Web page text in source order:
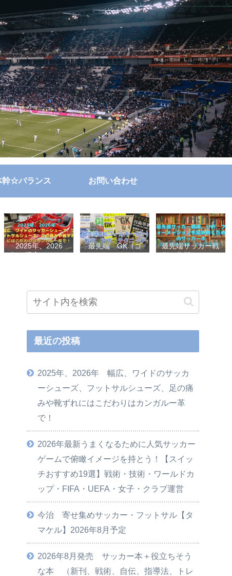
幹☆バランス お問い合わせ
2025年、2026
年 幅広、ワイド
や靴ずれにはこだ
わりはカンガルー
革で！
最先端 GK（ゴ
ールキーパー）
世界基準へ 練習
メニューなど選
最先端サッカー戦
術、分析、フォー
【2023年版】
最近の投稿
2025年、2026年 幅広、ワイドのサッカ
ーシューズ、フットサルシューズ、足の痛
みや靴ずれにはこだわりはカンガルー革
で！
2026年最新うまくなるために人気サッカー
ゲームで俯瞰イメージを持とう！【スイッ
チおすすめ19選】戦術・技術・ワールドカ
ップ・FIFA・UEFA・女子・クラブ運営
今治 寄せ集めサッカー・フットサル【タ
マケル】2026年8月予定
2026年8月発売 サッカー本＋役立ちそう
な本 （新刊、戦術、自伝、指導法、トレ